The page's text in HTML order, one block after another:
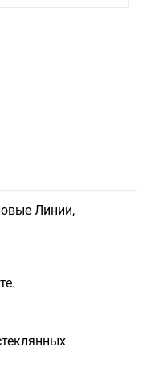
Для кафе,
Линии,